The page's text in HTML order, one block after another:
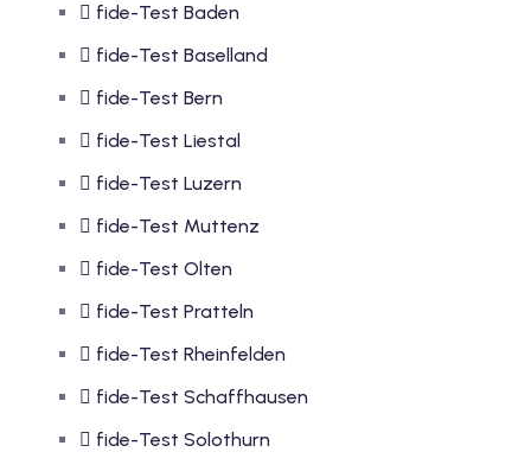
fide-Test Baden
fide-Test Baselland
fide-Test Bern
fide-Test Liestal
fide-Test Luzern
fide-Test Muttenz
fide-Test Olten
fide-Test Pratteln
fide-Test Rheinfelden
fide-Test Schaffhausen
fide-Test Solothurn